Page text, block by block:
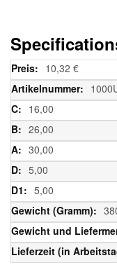
Weitere
Informationen
10,32 €
16,00
26,00
30,00
5,00
5,00